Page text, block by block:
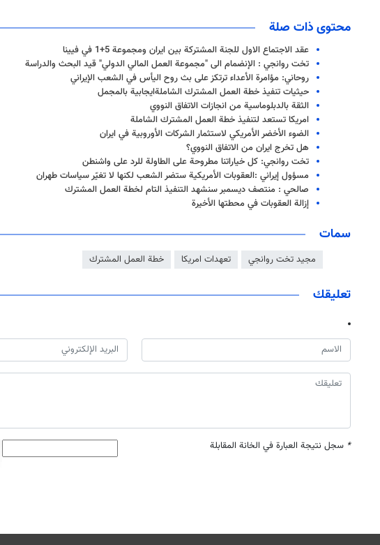
محتوى ذات صلة
عقد الاجتماع الاول للجنة المشتركة بين ايران ومجموعة 5+1 في فيينا
تخت روانجي : الإنضمام الى "مجموعة العمل المالي الدولي" قيد البحث والدراسة
روحاني: مؤامرة الأعداء ترتكز على بث روح اليأس في الشعب الإيراني
حيثيات تنفيذ خطة العمل المشترك الشاملةايجابية بالمجمل
الثقة بالدبلوماسية من انجازات الاتفاق النووي
امريكا تستعد لتنفيذ خطة العمل المشترك الشاملة
الضوء الأخضر الأمريكي لاستثمار الشركات الأوروبية في ايران
هل تخرج ايران من الاتفاق النووي؟
تخت روانجي: كل خياراتنا مطروحة على الطاولة للرد على واشنطن
مسؤول إيراني :العقوبات الأمريكية ستضر الشعب لكنها لا تغيّر سياسات طهران
صالحي : منتصف ديسمبر سنشهد التنفيذ التام لخطة العمل المشترك
إزالة العقوبات في محطتها الأخيرة
سمات
مجيد تخت روانجي تعهدات امريكا خطة العمل المشترك
تعليقك
* سجل نتيجة العبارة في الخانة المقابلة